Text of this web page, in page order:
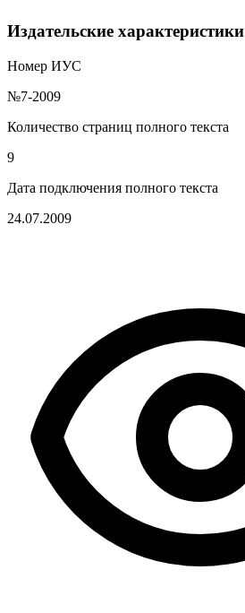
Издательские характеристики
Номер ИУС
№7-2009
Количество страниц полного текста
9
Дата подключения полного текста
24.07.2009